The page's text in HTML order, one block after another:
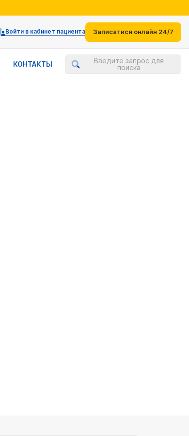
Войти в кабинет пациента Записатися онлайн 24/7
КОНТАКТЫ
Введите запрос для
поиска